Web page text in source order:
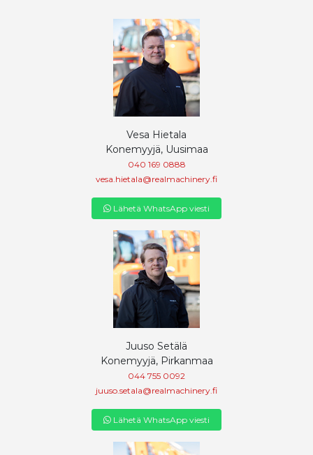
Vesa Hietala
Konemyyjä, Uusimaa
040 169 0888
vesa.hietala@realmachinery.fi
Lähetä WhatsApp viesti
Juuso Setälä
Konemyyjä, Pirkanmaa
044 755 0092
juuso.setala@realmachinery.fi
Lähetä WhatsApp viesti